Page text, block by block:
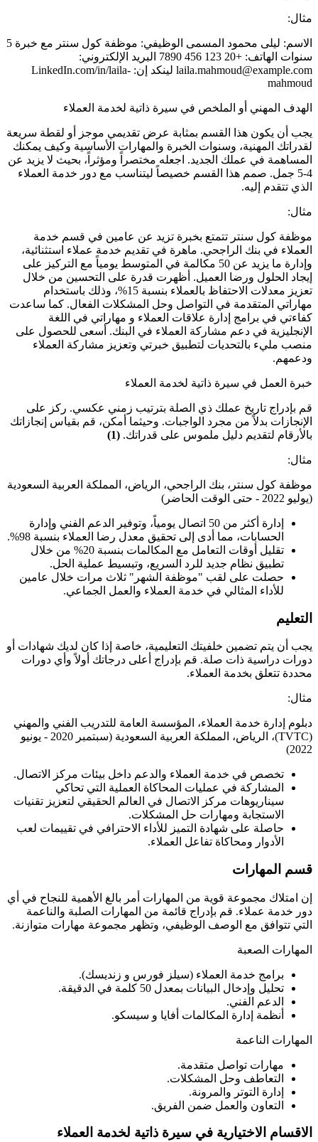
مثال:
الاسم: ليلى محمود المسمى الوظيفي: موظفة كول سنتر مع خبرة 5
سنوات الهاتف: +20 123 456 7890 البريد الإلكتروني:
laila.mahmoud@example.com لينكد إن: LinkedIn.com/in/laila-
mahmoud
الهدف المهني أو الملخص في سيرة ذاتية لخدمة العملاء
يجب أن يكون هذا القسم بمثابة عرض تقديمي موجز أو لقطة سريعة
لقدراتك المهنية، وسنوات الخبرة والمهارات الأساسية وكيف يمكنك
المساهمة في عملك الجديد. اجعله مختصراً ومؤثراً، بحيث لا يزيد عن
4-5 جمل. صمم هذا القسم خصيصاً ليتناسب مع دور خدمة العملاء
الذي تتقدم إليه.
مثال:
موظفة كول سنتر تتمتع بخبرة تزيد عن عامين في قسم خدمة
العملاء في بنك الراجحي. ماهرة في تقديم خدمة عملاء استثنائية،
وإدارة ما يزيد عن 50 مكالمة في المتوسط ​​يومياً مع التركيز على
إيجاد الحلول ورضا العميل. أظهرت قدرة على التحسين من خلال
تعزيز معدلات الاحتفاظ بالعملاء بنسبة 15%، وذلك باستخدام
مهاراتي المتقدمة في التواصل وحل المشكلات الفعال. كما ساعدت
كفاءتي في برامج إدارة علاقات العملاء و مهاراتي في اللغة
الإنجليزية في دعم مشاركة العملاء في البنك. أسعى للحصول على
منصب مليء بالتحديات لتطبيق خبرتي وتعزيز مشاركة العملاء
ودعمهم.
خبرة العمل في سيرة ذاتية لخدمة العملاء
قم بإدراج تاريخ عملك ذي الصلة بترتيب زمني عكسي. ركز على
الإنجازات بدلاً من مجرد الواجبات. وحيثما أمكن، قم بقياس إنجازاتك
بالأرقام لتقديم دليل ملموس على قدراتك. (1)
مثال:
موظفة كول سنتر، بنك الراجحي، الرياض، المملكة العربية السعودية
(يوليو 2022 - حتى الوقت الحاضر)
إدارة أكثر من 50 اتصال يومياً، وتوفير الدعم الفني وإدارة
الحسابات، مما أدى إلى تحقيق معدل رضا العملاء بنسبة 98%.
تقليل أوقات التعامل مع المكالمات بنسبة 20% من خلال
تطبيق نظام جديد للرد السريع، وتبسيط عملية الحل.
حصلت على لقب "موظفة الشهر" ثلاث مرات خلال عامين
للأداء المثالي في خدمة العملاء والعمل الجماعي.
التعليم
يجب أن يتم تضمين خلفيتك التعليمية، خاصة إذا كان لديك شهادات أو
دورات دراسية ذات صلة. قم بإدراج أعلى درجاتك أولاً وأي دورات
محددة تتعلق بخدمة العملاء.
مثال:
دبلوم إدارة خدمة العملاء، المؤسسة العامة للتدريب الفني والمهني
(TVTC)، الرياض، المملكة العربية السعودية (سبتمبر 2020 - يونيو
2022)
تخصص في خدمة العملاء والدعم داخل بيئات مركز الاتصال.
المشاركة في عمليات المحاكاة العملية التي تحاكي
سيناريوهات مركز الاتصال في العالم الحقيقي لتعزيز تقنيات
الاستجابة ومهارات حل المشكلات.
حاصلة على شهادة التميز للأداء الاحترافي في تقييمات لعب
الأدوار ومحاكاة تفاعل العملاء.
قسم المهارات
إن امتلاك مجموعة قوية من المهارات أمر بالغ الأهمية للنجاح في أي
دور خدمة عملاء. قم بإدراج قائمة من المهارات الصلبة والناعمة
التي تتوافق مع الوصف الوظيفي، وتظهر مجموعة مهارات متوازنة.
المهارات الصعبة
برامج خدمة العملاء (سيلز فورس و زنديسك).
تحليل وإدخال البيانات بمعدل 50 كلمة في الدقيقة.
الدعم الفني.
أنظمة إدارة المكالمات أفايا و سيسكو.
المهارات الناعمة
مهارات تواصل متقدمة.
التعاطف وحل المشكلات.
إدارة التوتر والمرونة.
التعاون والعمل ضمن الفريق.
الاقسام الاختيارية في سيرة ذاتية لخدمة العملاء